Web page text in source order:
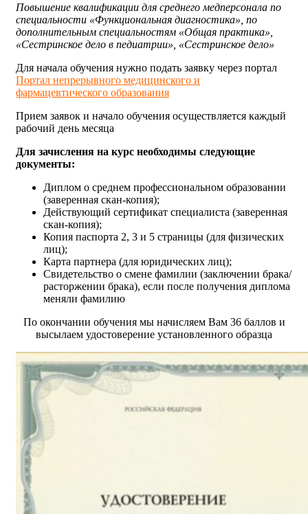
Повышение квалификации для среднего медперсонала по
специальности «Функциональная диагностика», по
дополнительным специальностям «Общая практика»,
«Сестринское дело в педиатрии», «Сестринское дело»
Для начала обучения нужно подать заявку через портал
Портал непрерывного медицинского и
фармацевтического образования
Прием заявок и начало обучения осуществляется каждый
рабочий день месяца
Для зачисления на курс необходимы следующие
документы:
Диплом о среднем профессиональном образовании
(заверенная скан-копия);
Действующий сертификат специалиста (заверенная
скан-копия);
Копия паспорта 2, 3 и 5 страницы (для физических
лиц);
Карта партнера (для юридических лиц);
Свидетельство о смене фамилии (заключении брака/
расторжении брака), если после получения диплома
меняли фамилию
По окончании обучения мы начисляем Вам 36 баллов и
высылаем удостоверение установленного образца